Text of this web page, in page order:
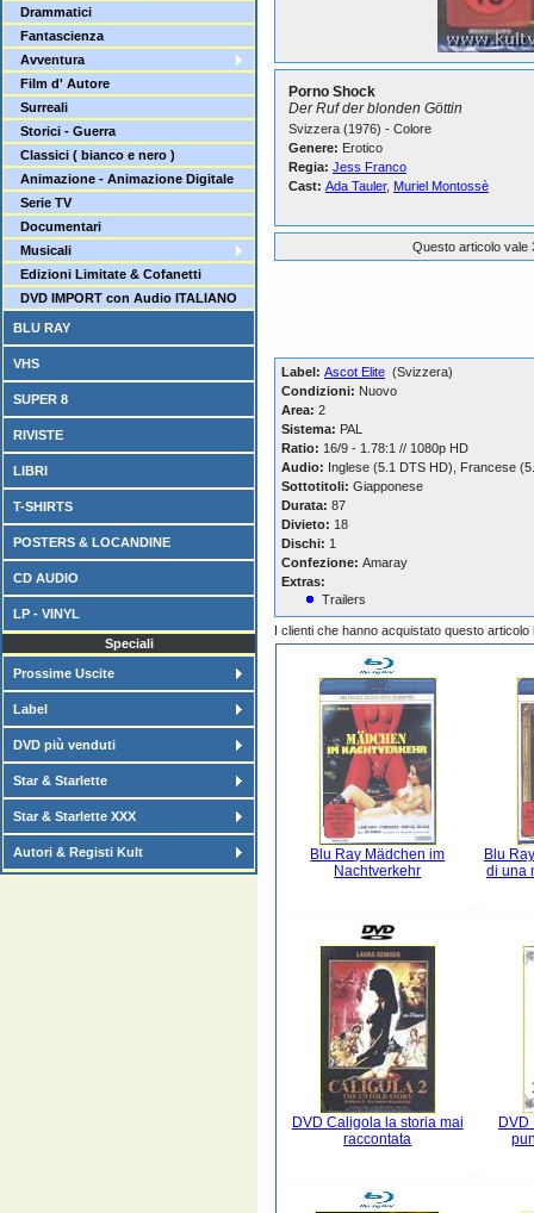
Drammatici
Fantascienza
Avventura
Film d' Autore
Surreali
Storici - Guerra
Classici ( bianco e nero )
Animazione - Animazione Digitale
Serie TV
Documentari
Musicali
Edizioni Limitate & Cofanetti
DVD IMPORT con Audio ITALIANO
BLU RAY
VHS
SUPER 8
RIVISTE
LIBRI
T-SHIRTS
POSTERS & LOCANDINE
CD AUDIO
LP - VINYL
Speciali
Prossime Uscite
Label
DVD più venduti
Star & Starlette
Star & Starlette XXX
Autori & Registi Kult
Porno Shock
Der Ruf der blonden Göttin
Svizzera (1976) - Colore
Genere: Erotico
Regia: Jess Franco
Cast: Ada Tauler, Muriel Montossè
Questo articolo vale
Label: Ascot Elite (Svizzera)
Condizioni: Nuovo
Area: 2
Sistema: PAL
Ratio: 16/9 - 1.78:1 // 1080p HD
Audio: Inglese (5.1 DTS HD), Francese
Sottotitoli: Giapponese
Durata: 87
Divieto: 18
Dischi: 1
Confezione: Amaray
Extras:
Trailers
I clienti che hanno acquistato questo
Blu Ray Mädchen im
Nachtverkehr
Blu
di una
DVD Caligola la storia mai
raccontata
DVD